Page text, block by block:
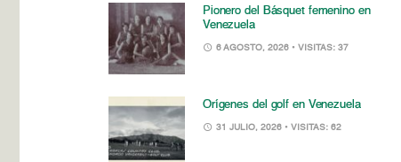
Pionero del Básquet femenino en
Venezuela
6 AGOSTO, 2026 • VISITAS: 37
Orígenes del golf en Venezuela
31 JULIO, 2026 • VISITAS: 62